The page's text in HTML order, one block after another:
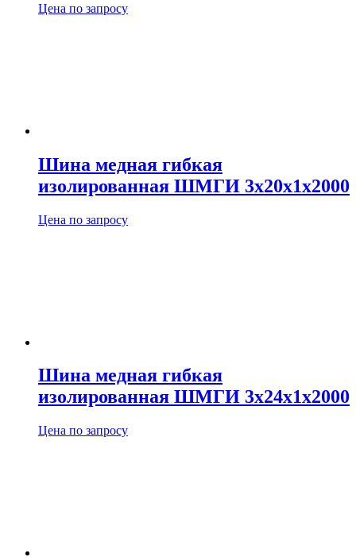
Цена по запросу
Шина медная гибкая
изолированная ШМГИ 3х20х1х2000
Цена по запросу
Шина медная гибкая
изолированная ШМГИ 3х24х1х2000
Цена по запросу